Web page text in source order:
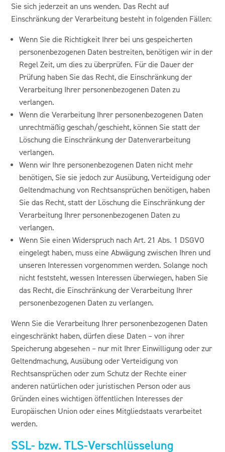
Sie sich jederzeit an uns wenden. Das Recht auf
Einschränkung der Verarbeitung besteht in folgenden Fällen:
Wenn Sie die Richtigkeit Ihrer bei uns gespeicherten
personenbezogenen Daten bestreiten, benötigen wir in der
Regel Zeit, um dies zu überprüfen. Für die Dauer der
Prüfung haben Sie das Recht, die Einschränkung der
Verarbeitung Ihrer personenbezogenen Daten zu
verlangen.
Wenn die Verarbeitung Ihrer personenbezogenen Daten
unrechtmäßig geschah/geschieht, können Sie statt der
Löschung die Einschränkung der Datenverarbeitung
verlangen.
Wenn wir Ihre personenbezogenen Daten nicht mehr
benötigen, Sie sie jedoch zur Ausübung, Verteidigung oder
Geltendmachung von Rechtsansprüchen benötigen, haben
Sie das Recht, statt der Löschung die Einschränkung der
Verarbeitung Ihrer personenbezogenen Daten zu
verlangen.
Wenn Sie einen Widerspruch nach Art. 21 Abs. 1 DSGVO
eingelegt haben, muss eine Abwägung zwischen Ihren und
unseren Interessen vorgenommen werden. Solange noch
nicht feststeht, wessen Interessen überwiegen, haben Sie
das Recht, die Einschränkung der Verarbeitung Ihrer
personenbezogenen Daten zu verlangen.
Wenn Sie die Verarbeitung Ihrer personenbezogenen Daten
eingeschränkt haben, dürfen diese Daten – von ihrer
Speicherung abgesehen – nur mit Ihrer Einwilligung oder zur
Geltendmachung, Ausübung oder Verteidigung von
Rechtsansprüchen oder zum Schutz der Rechte einer
anderen natürlichen oder juristischen Person oder aus
Gründen eines wichtigen öffentlichen Interesses der
Europäischen Union oder eines Mitgliedstaats verarbeitet
werden.
SSL- bzw. TLS-Verschlüsselung